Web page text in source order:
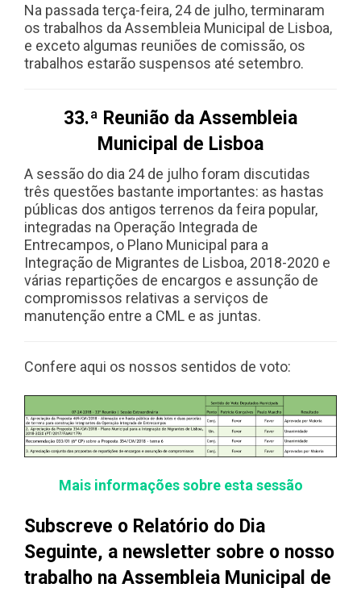
Na passada terça-feira, 24 de julho, terminaram
os trabalhos da Assembleia Municipal de Lisboa,
e exceto algumas reuniões de comissão, os
trabalhos estarão suspensos até setembro.
33.ª Reunião da Assembleia
Municipal de Lisboa
A sessão do dia 24 de julho foram discutidas
três questões bastante importantes: as hastas
públicas dos antigos terrenos da feira popular,
integradas na Operação Integrada de
Entrecampos, o Plano Municipal para a
Integração de Migrantes de Lisboa, 2018-2020 e
várias repartições de encargos e assunção de
compromissos relativas a serviços de
manutenção entre a CML e as juntas.
Confere aqui os nossos sentidos de voto:
Mais informações sobre esta sessão
Subscreve o Relatório do Dia
Seguinte, a newsletter sobre o nosso
trabalho na Assembleia Municipal de